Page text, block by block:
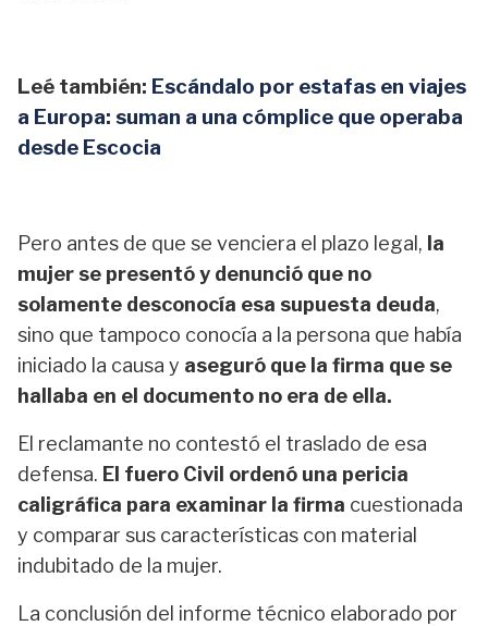
Leé también: Escándalo por estafas en viajes
a Europa: suman a una cómplice que operaba
desde Escocia
Pero antes de que se venciera el plazo legal, la
mujer se presentó y denunció que no
solamente desconocía esa supuesta deuda,
sino que tampoco conocía a la persona que había
iniciado la causa y aseguró que la firma que se
hallaba en el documento no era de ella.
El reclamante no contestó el traslado de esa
defensa. El fuero Civil ordenó una pericia
caligráfica para examinar la firma cuestionada
y comparar sus características con material
indubitado de la mujer.
La conclusión del informe técnico elaborado por